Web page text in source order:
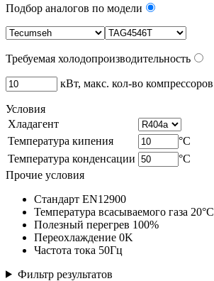
Подбор аналогов по модели
Требуемая холодопроизводительность
кВт, макс. кол-во компрессоров
Условия
Хладагент
Температура кипения
°C
Температура конденсации
°C
Прочие условия
Стандарт EN12900
Температура всасываемого газа 20°C
Полезный перегрев 100%
Переохлаждение 0K
Частота тока 50Гц
Фильтр результатов